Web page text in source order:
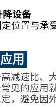
降设备
位置与承
用
减速比、
见的应用
，避免因